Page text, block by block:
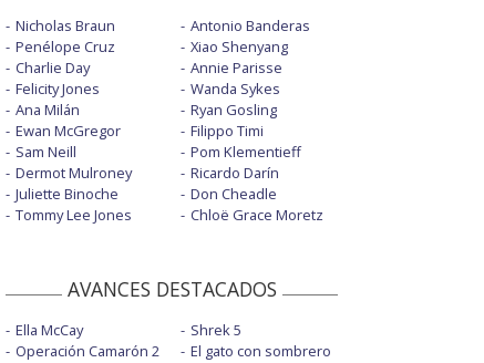
Nicholas Braun
Penélope Cruz
Charlie Day
Felicity Jones
Ana Milán
Ewan McGregor
Sam Neill
Dermot Mulroney
Juliette Binoche
Tommy Lee Jones
Antonio Banderas
Xiao Shenyang
Annie Parisse
Wanda Sykes
Ryan Gosling
Filippo Timi
Pom Klementieff
Ricardo Darín
Don Cheadle
Chloë Grace Moretz
AVANCES DESTACADOS
Ella McCay
Operación Camarón 2
Shrek 5
El gato con sombrero